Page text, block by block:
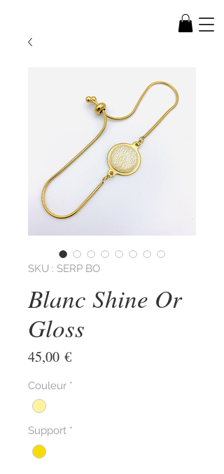
SKU : SERP BO
Blanc Shine Or
Gloss
45,00 €Prix
Couleur *
Support *